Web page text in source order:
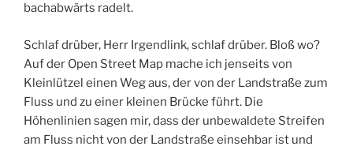
bachabwärts radelt.
Schlaf drüber, Herr Irgendlink, schlaf drüber. Bloß wo?
Auf der Open Street Map mache ich jenseits von
Kleinlützel einen Weg aus, der von der Landstraße zum
Fluss und zu einer kleinen Brücke führt. Die
Höhenlinien sagen mir, dass der unbewaldete Streifen
am Fluss nicht von der Landstraße einsehbar ist und